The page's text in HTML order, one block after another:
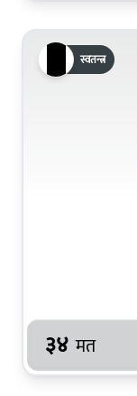
स्वतन्त्र
३४ मत